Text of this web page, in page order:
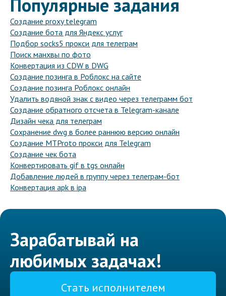
Популярные задания
Создание proxy telegram
Создание бота для Яндекс услуг
Подбор socks5 прокси для телеграм
Поиск манхвы по фото
Конвертация из CDW в DWG
Создание позинга в Роблокс на сайте
Создание позинга Роблокс онлайн
Удалить водяной знак с видео через телеграмм бот
Создание обратного отсчета в Telegram-канале
Дизайн чека для телеграм
Сохранение dwg в более раннюю версию онлайн
Создание MTProto прокси для Telegram
Создание чек бота
Конвертировать gif в tgs онлайн
Добавление людей в группу через телеграм-бот
Конвертация apk в ipa
Зарабатывай на
любимых задачах!
Стать исполнителем